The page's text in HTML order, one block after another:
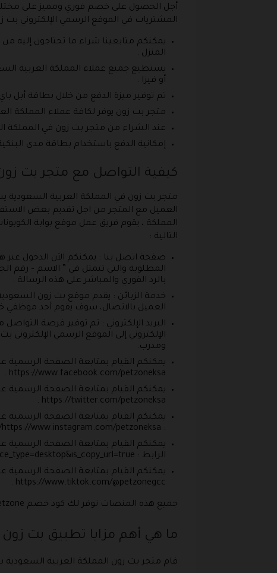
أجل الحصول على خصم فوري ومميز على مختلف
المشتريات في الموقع الرسمي الإلكتروني بت
يمكنكم متابعينا شراء ما تحتاجون إليه
المنزل .
يستطيع جميع عملاء المملكة العربية
أو فيزا .
تم توفير ميزة الدفع من خلال بطاقة أبل
متجر بت زون يوفر لكافة عملاء المملكة
عند الشراء من متجر بت زون في المملكة
إمكانية الدفع باستخدام بطاقة مدى
كيفية التواصل مع متجر بت
متجر بت زون في المملكة العربية السعودية
العميل مع المتجر من اجل تقديم بعض
المملكة ، يقوم فريق عمل موقع بوابة
التالية :
المطلوبة والتي تتمثل في ” الاسم – رقم
بالرد الفوري والمباشر على هذه الرسالة .
العميل بالاتصال، سوف يقوم أحد موظفي
البريد الإلكتروني : تم توفير فرصة
الإلكتروني إلى الموقع الرسمي الإلكتروني
ومدرب.
يمكنكم القيام بمتابعة الصفحة الرسمية
https://www.facebook.com/petzoneksa .
يمكنكم القيام بمتابعة الصفحة الرسمية
https://twitter.com/petzoneksa .
يمكنكم القيام بمتابعة الصفحة الرسمية
: https://www.instagram.com/petzoneksa/ .
يمكنكم القيام بمتابعة الصفحة
الرابط : https://snapchat.com/add/petzone1?sender_web_id=389a6ff4-7f76-49e5-957f-547a5905cb5b&device_type=desktop&is_copy_url=true .
يمكنكم القيام بمتابعة الصفحة الرسمية
https://www.tiktok.com/@petzonegcc .
جميع هذه المنصات توفر لك كود خصم petzone للحصول على التخفيضات .
ما هي أهم مزايا تطبيق بت زون
قام متجر بت زون المملكة العربية